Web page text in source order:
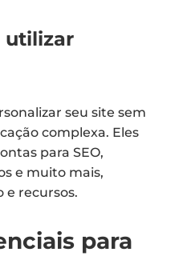
utilizar
seu site sem
complexa. Eles
para SEO,
e muito mais,
e recursos.
para